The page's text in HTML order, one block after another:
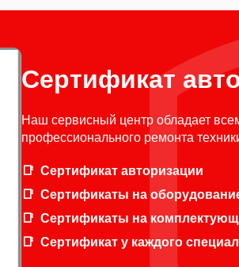
Сертификат
Наш сервисный центр обладает
профессионального ремонта
Сертификат авторизации
Сертификаты на
Сертификаты на
Сертификат у каждого